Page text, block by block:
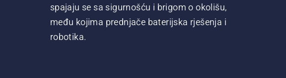
spajaju se sa sigurnošću i brigom o okolišu,
među kojima prednjače baterijska rješenja i
robotika.